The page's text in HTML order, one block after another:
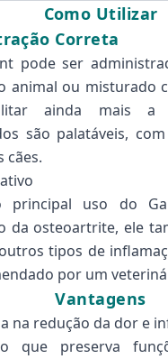
Como Utilizar
Correta
pode ser
animal ou misturado
ainda mais a
são palatáveis,
cães.
principal uso do
da osteoartrite, ele
tipos de
por um
Vantagens
na redução da dor e
que preserva